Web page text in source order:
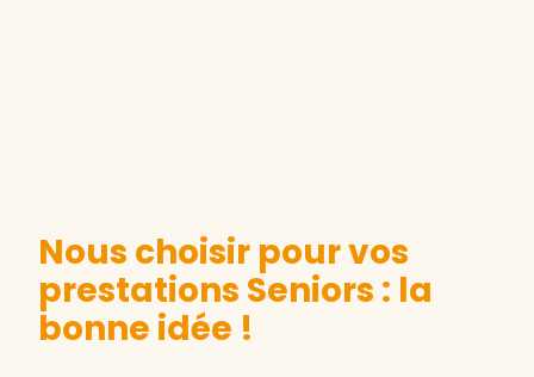
Nous choisir pour vos
prestations Seniors : la
bonne idée !